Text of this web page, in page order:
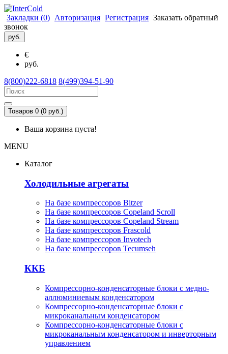
Закладки (0) Авторизация Регистрация Заказать обратный
звонок
руб.
€
руб.
8(800)222-6818 8(499)394-51-90
Товаров 0 (0 руб.)
Ваша корзина пуста!
MENU
Каталог
Холодильные агрегаты
На базе компрессоров Bitzer
На базе компрессоров Copeland Scroll
На базе компрессоров Copeland Stream
На базе компрессоров Frascold
На базе компрессоров Invotech
На базе компрессоров Tecumseh
ККБ
Компрессорно-конденсаторные блоки с медно-
аллюминиевым конденсатором
Компрессорно-конденсаторные блоки с
микроканальным конденсатором
Компрессорно-конденсаторные блоки с
микроканальным конденсатором и инверторным
управлением